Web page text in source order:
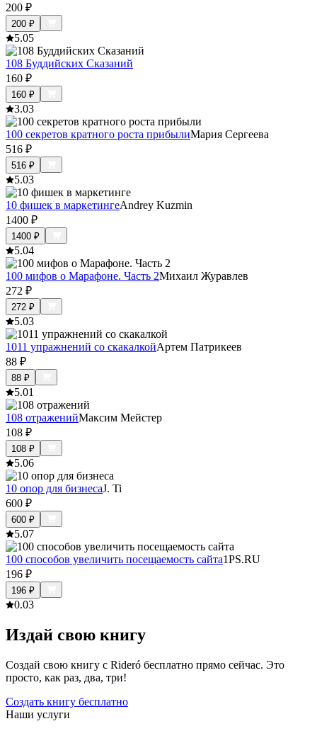
200 ₽
200 ₽
5.05
108 Буддийских Сказаний
160 ₽
160 ₽
3.03
100 секретов кратного роста прибылиМария Сергеева
516 ₽
516 ₽
5.03
10 фишек в маркетингеAndrey Kuzmin
1400 ₽
1400 ₽
5.04
100 мифов о Марафоне. Часть 2Михаил Журавлев
272 ₽
272 ₽
5.03
1011 упражнений со скакалкойАртем Патрикеев
88 ₽
88 ₽
5.01
108 отраженийМаксим Мейстер
108 ₽
108 ₽
5.06
10 опор для бизнесаJ. Ti
600 ₽
600 ₽
5.07
100 способов увеличить посещаемость сайта1PS.RU
196 ₽
196 ₽
0.03
Издай свою книгу
Создай свою книгу с Rideró бесплатно прямо сейчас. Это
просто, как раз, два, три!
Создать книгу бесплатно
Наши услуги